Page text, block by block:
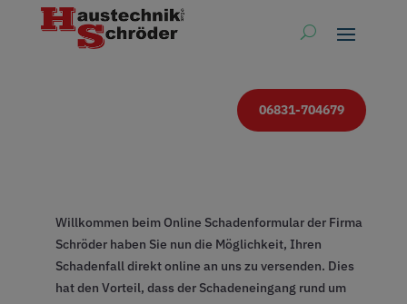
06831-704679
Willkommen beim Online Schadenformular der Firma
Schröder haben Sie nun die Möglichkeit, Ihren
Schadenfall direkt online an uns zu versenden. Dies
hat den Vorteil, dass der Schadeneingang rund um